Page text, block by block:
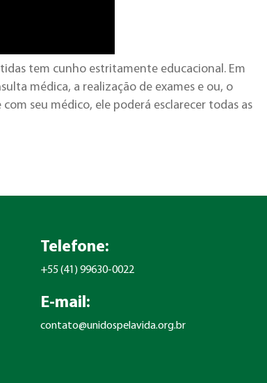
tem cunho estritamente educacional. Em
médica, a realização de exames e ou, o
seu médico, ele poderá esclarecer todas as
Telefone:
+55 (41) 99630-0022
E-mail:
contato@unidospelavida.org.br